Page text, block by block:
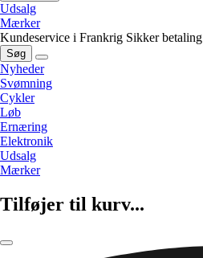
Udsalg
Mærker
Kundeservice i Frankrig Sikker betaling
Søg
Nyheder
Svømning
Cykler
Løb
Ernæring
Elektronik
Udsalg
Mærker
Tilføjer til kurv...